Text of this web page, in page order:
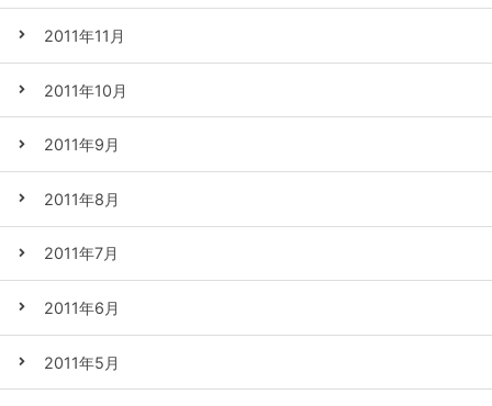
2011年11月
2011年10月
2011年9月
2011年8月
2011年7月
2011年6月
2011年5月